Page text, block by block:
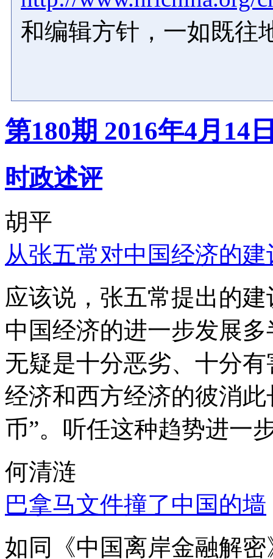
和编辑方针，一如既往
第180期 2016年4月14
时政述评
胡平
从张五常对中国经济的
应该说，张五常提出的
中国经济的进一步发展
无疑是十分恶劣、十分
经济和西方经济的彼消
币”。听任这种趋势进一
何清涟
巴拿马文件撞了中国的墙
如同《中国离岸金融解